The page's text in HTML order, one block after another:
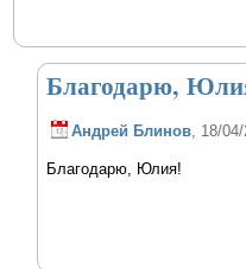
Благодарю,
Андрей Блинов, 18/
Благодарю, Юлия!